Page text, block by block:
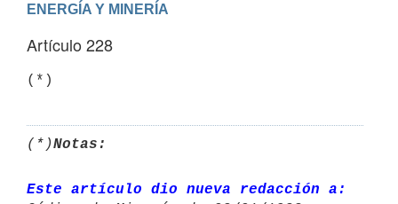
ENERGÍA Y MINERÍA
Artículo 228
(*)
(*)Notas:
Este artículo dio nueva redacción a: